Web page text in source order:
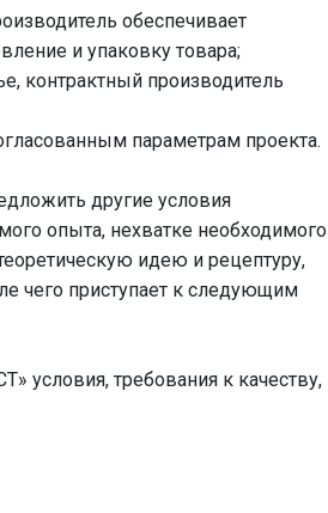
обеспечивает
и упаковку товара;
контрактный производитель
параметрам проекта.
другие условия
опыта, нехватке необходимого
идею и рецептуру,
чего приступает к следующим
условия, требования к качеству,